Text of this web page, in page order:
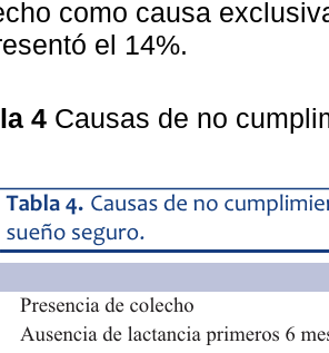
como causa
el 14%.
4 Causas de no